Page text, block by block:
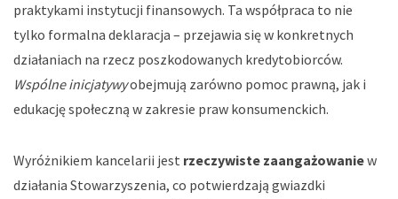
praktykami instytucji finansowych. Ta współpraca to nie
tylko formalna deklaracja – przejawia się w konkretnych
działaniach na rzecz poszkodowanych kredytobiorców.
Wspólne inicjatywyobejmują zarówno pomoc prawną, jak i
edukację społeczną w zakresie praw konsumenckich.
Wyróżnikiem kancelarii jest rzeczywiste zaangażowaniew
działania Stowarzyszenia, co potwierdzają gwiazdki